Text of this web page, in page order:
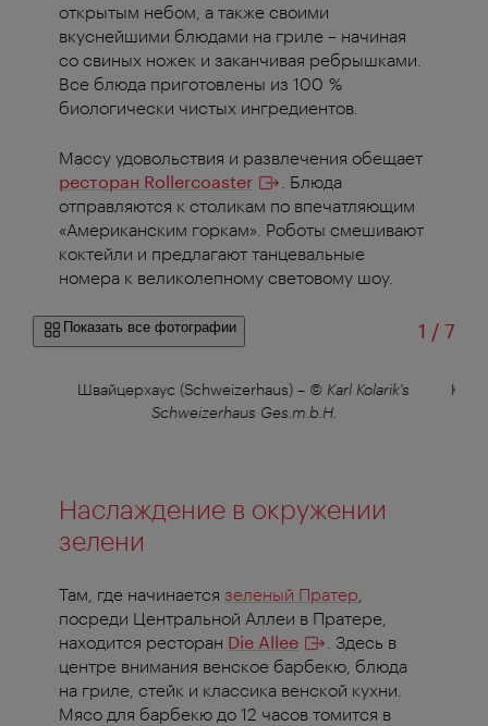
открытым небом, а также своими
вкуснейшими блюдами на гриле – начиная
со свиных ножек и заканчивая ребрышками.
Все блюда приготовлены из 100 %
биологически чистых ингредиентов.
Массу удовольствия и развлечения обещает
ресторан Rollercoaster
. Блюда
отправляются к столикам по впечатляющим
«Американским горкам». Роботы смешивают
коктейли и предлагают танцевальные
номера к великолепному световому шоу.
Показать все фотографии 1 /из
7
Швайцерхаус (Schweizerhaus) – © Karl Kolarik's
Schweizerhaus Ges.m.b.H.
Наслаждение в окружении
зелени
Там, где начинается зеленый Пратер
посреди Центральной Аллеи в Пратере,
находится ресторан Die Allee
. Здесь в
центре внимания венское барбекю, блюда
на гриле, стейк и классика венской кухни.
Мясо для барбекю до 12 часов томится в